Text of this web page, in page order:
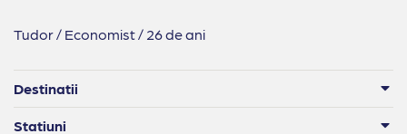
Tudor / Economist / 26 de ani
Destinatii
Statiuni